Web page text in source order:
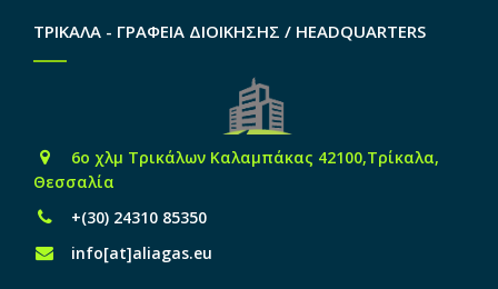
ΤΡΙΚΑΛΑ - ΓΡΑΦΕΙΑ ΔΙΟΙΚΗΣΗΣ / HEADQUARTERS
6o χλμ Τρικάλων Καλαμπάκας 42100,Τρίκαλα,
Θεσσαλία
+(30) 24310 85350
info[at]aliagas.eu